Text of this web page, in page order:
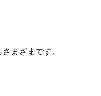
まざまです。